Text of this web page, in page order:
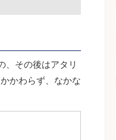
、その後はアタリ
かわらず、なかな